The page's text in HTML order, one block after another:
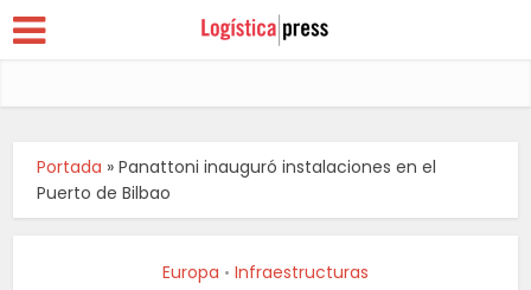
Portada »Panattoni inauguró instalaciones en el
Puerto de Bilbao
Europa • Infraestructuras